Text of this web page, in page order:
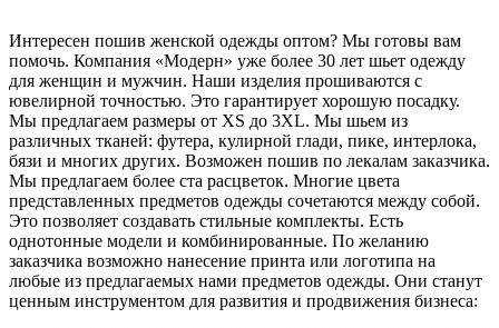
Интересен пошив женской одежды оптом? Мы готовы вам
помочь. Компания «Модерн» уже более 30 лет шьет одежду
для женщин и мужчин. Наши изделия прошиваются с
ювелирной точностью. Это гарантирует хорошую посадку.
Мы предлагаем размеры от XS до 3XL. Мы шьем из
различных тканей: футера, кулирной глади, пике, интерлока,
бязи и многих других. Возможен пошив по лекалам заказчика.
Мы предлагаем более ста расцветок. Многие цвета
представленных предметов одежды сочетаются между собой.
Это позволяет создавать стильные комплекты. Есть
однотонные модели и комбинированные. По желанию
заказчика возможно нанесение принта или логотипа на
любые из предлагаемых нами предметов одежды. Они станут
ценным инструментом для развития и продвижения бизнеса: